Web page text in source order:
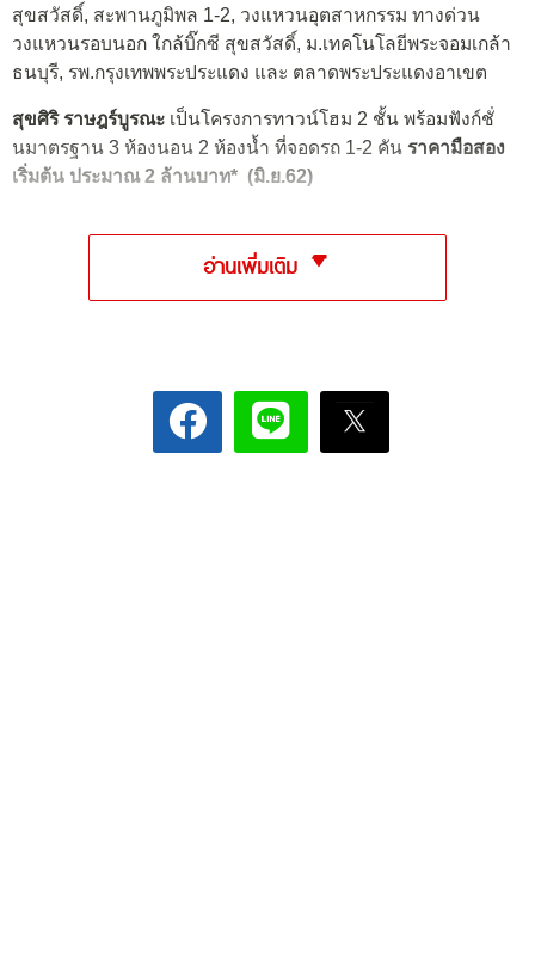
สุขสวัสดิ์, สะพานภูมิพล 1-2, วงแหวนอุตสาหกรรม ทางด่วน
วงแหวนรอบนอก ใกล้บิ๊กซี สุขสวัสดิ์, ม.เทคโนโลยีพระจอมเกล้า
ธนบุรี, รพ.กรุงเทพพระประแดง และ ตลาดพระประแดงอาเขต
สุขศิริ ราษฎร์บูรณะ เป็นโครงการทาวน์โฮม 2 ชั้น พร้อมฟังก์ชั่
นมาตรฐาน 3 ห้องนอน 2 ห้องน้ำ ที่จอดรถ 1-2 คัน ราคามือสอง
เริ่มต้น ประมาณ 2 ล้านบาท* (มิ.ย.62)
อ่านเพิ่มเติม